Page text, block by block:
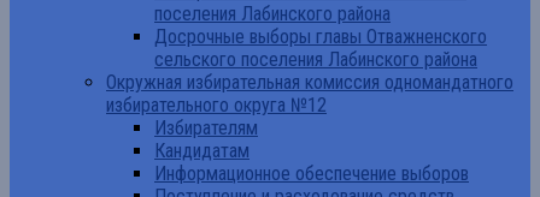
поселения Лабинского района
Досрочные выборы главы Отважненского
сельского поселения Лабинского района
Окружная избирательная комиссия одномандатного
избирательного округа №12
Избирателям
Кандидатам
Информационное обеспечение выборов